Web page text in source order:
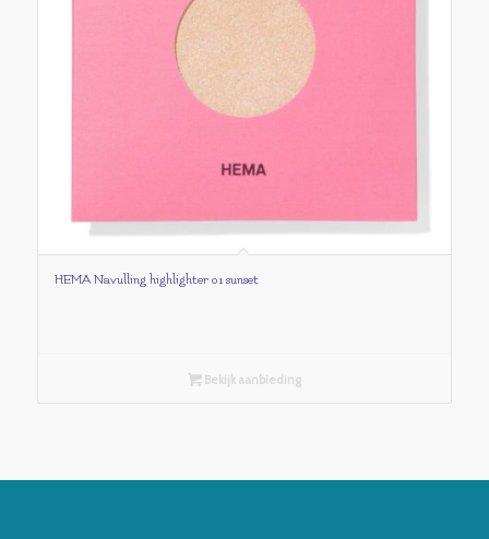
HEMA Navulling highlighter 01 sunset
Bekijk aanbieding